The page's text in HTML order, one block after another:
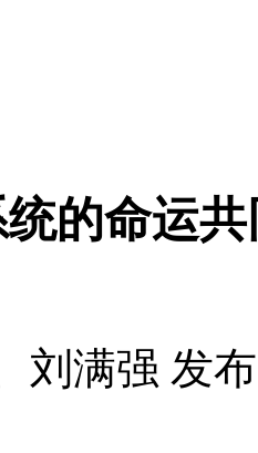
的命运
刘满强 发